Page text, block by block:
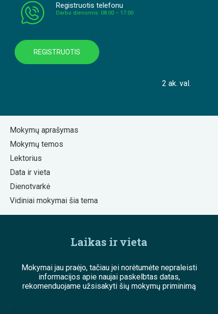
Registruotis telefonu
Darbo dienomis: 08:00 – 17:00
REGISTRUOTIS
2 ak. val.
Mokymų aprašymas
Mokymų temos
Lektorius
Data ir vieta
Dienotvarkė
Vidiniai mokymai šia tema
Laikas ir vieta
Mokymai jau praėjo, tačiau jei norėtumėte nepraleisti
informacijos apie naujai paskelbtas datas,
rekomenduojame užsisakyti šių mokymų priminimą
;